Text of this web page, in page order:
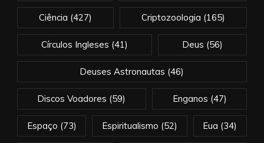
Ciência (427) Criptozoologia (165)
Círculos Ingleses (41) Deus (56)
Deuses Astronautas (46)
Discos Voadores (59) Enganos (47)
Espaço (73) Espiritualismo (52) Eua (34)